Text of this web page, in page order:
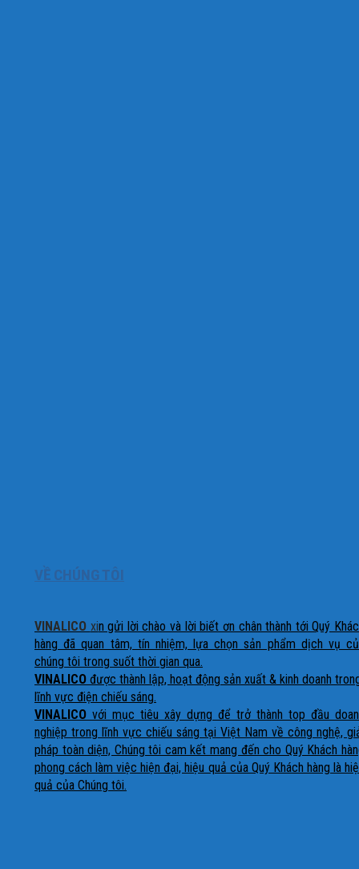
VỀ CHÚNG TÔI
VINALICO xin gửi lời chào và lời biết ơn chân thành tới Quý
hàng đã quan tâm, tín nhiệm, lựa chọn sản phẩm dịch vụ
chúng tôi trong suốt thời gian qua.
VINALICO được thành lập, hoạt động sản xuất & kinh doanh
lĩnh vực điện chiếu sáng.
VINALICO với mục tiêu xây dựng để trở thành top đầu
nghiệp trong lĩnh vực chiếu sáng tại Việt Nam về công nghệ,
pháp toàn diện, Chúng tôi cam kết mang đến cho Quý Khách
phong cách làm việc hiện đại, hiệu quả của Quý Khách hàng là
quả của Chúng tôi.